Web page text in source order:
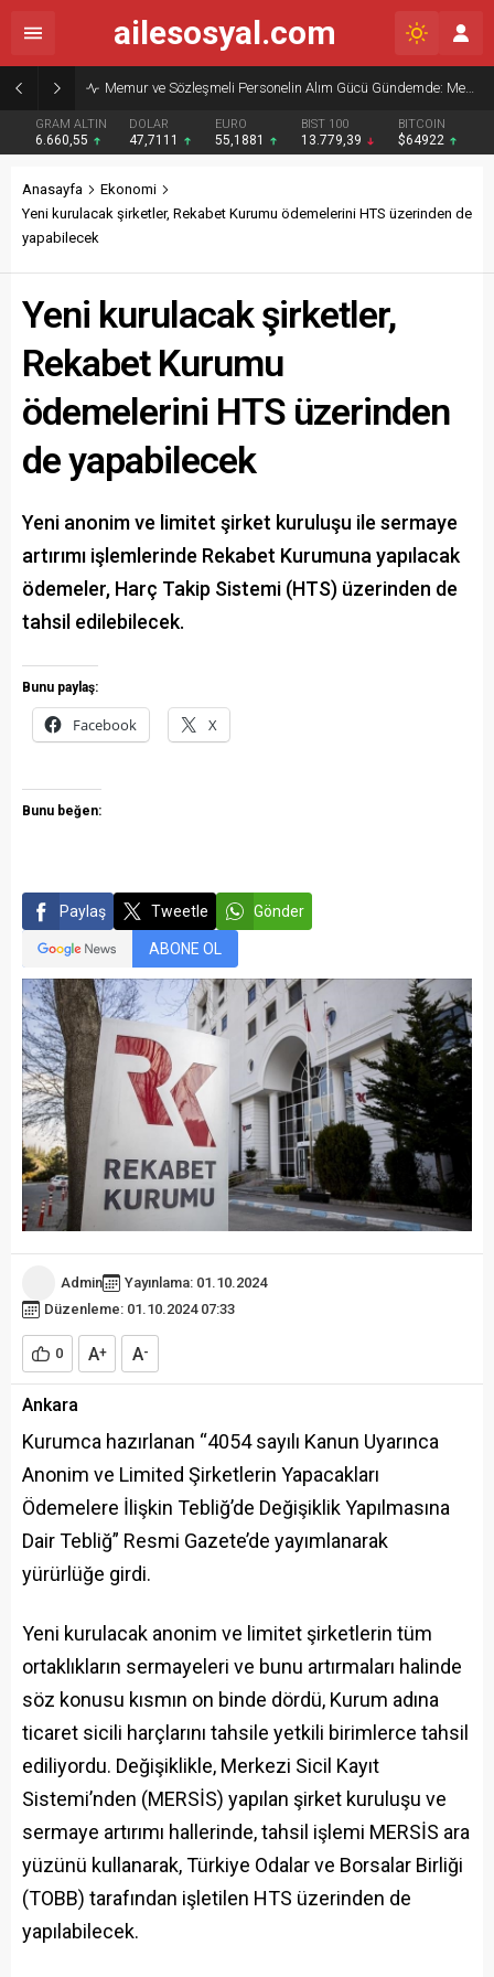
Memur ve Sözleşmeli Personelin Alım Gücü Gündemde: Memur-Sen’den Reform Çağrısı
GRAM ALTIN
6.660,55
DOLAR
47,7111
EURO
55,1881
BIST 100
13.779,39
BITCOIN
$64922
ailesosyal.com
Anasayfa
Ekonomi
Yeni kurulacak şirketler, Rekabet Kurumu ödemelerini HTS üzerinden de
yapabilecek
Yeni kurulacak şirketler,
Rekabet Kurumu
ödemelerini HTS üzerinden
de yapabilecek
Yeni anonim ve limitet şirket kuruluşu ile sermaye
artırımı işlemlerinde Rekabet Kurumuna yapılacak
ödemeler, Harç Takip Sistemi (HTS) üzerinden de
tahsil edilebilecek.
Bunu paylaş:
Facebook X
Bunu beğen:
Paylaş Tweetle Gönder
ABONE OL
Admin
Yayınlama: 01.10.2024
Düzenleme: 01.10.2024 07:33
0 A+ A-
Ankara
Kurumca hazırlanan “4054 sayılı Kanun Uyarınca
Anonim ve Limited Şirketlerin Yapacakları
Ödemelere İlişkin Tebliğ’de Değişiklik Yapılmasına
Dair Tebliğ” Resmi Gazete’de yayımlanarak
yürürlüğe girdi.
Yeni kurulacak anonim ve limitet şirketlerin tüm
ortaklıkların sermayeleri ve bunu artırmaları halinde
söz konusu kısmın on binde dördü, Kurum adına
ticaret sicili harçlarını tahsile yetkili birimlerce tahsil
ediliyordu. Değişiklikle, Merkezi Sicil Kayıt
Sistemi’nden (MERSİS) yapılan şirket kuruluşu ve
sermaye artırımı hallerinde, tahsil işlemi MERSİS ara
yüzünü kullanarak, Türkiye Odalar ve Borsalar Birliği
(TOBB) tarafından işletilen HTS üzerinden de
yapılabilecek.